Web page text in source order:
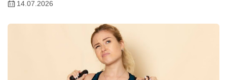
14.07.2026